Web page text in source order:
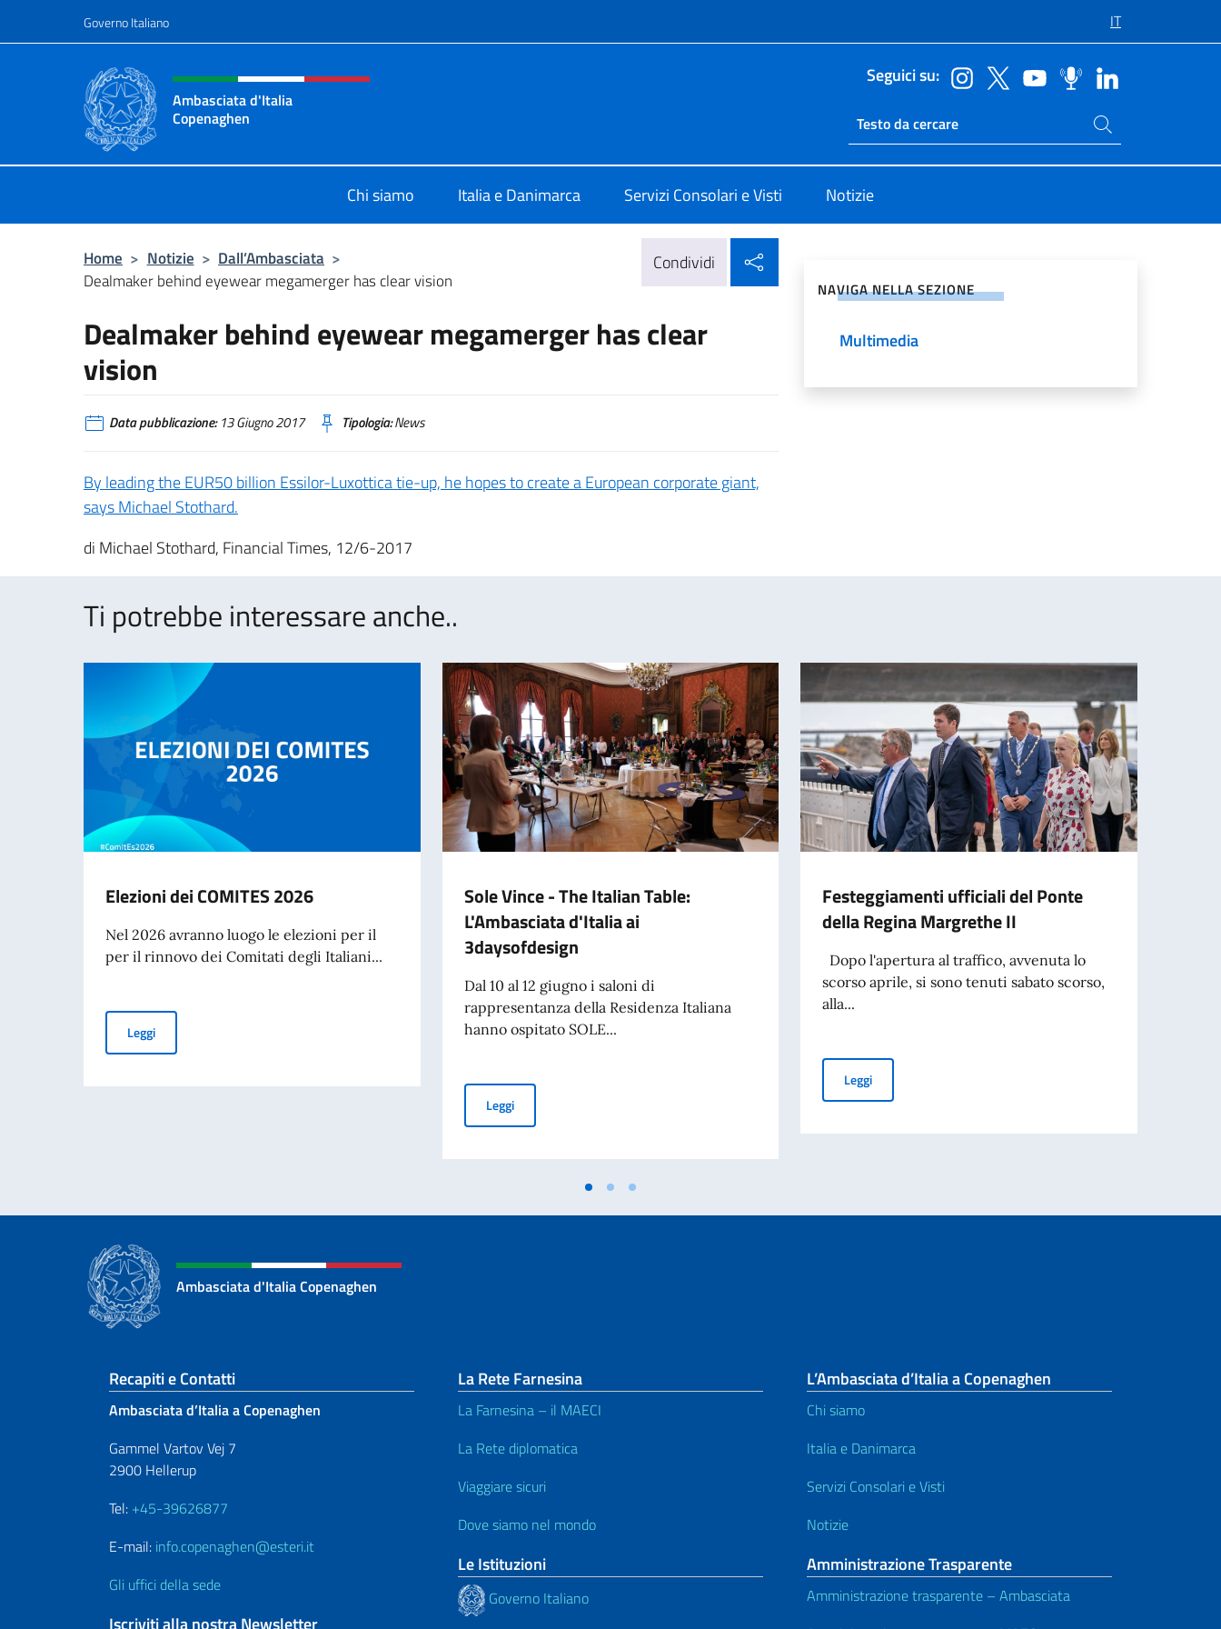
Governo Italiano IT
Intestazione sito, social e menù
Ambasciata d'Italia
Copenaghen
Seguici su:
Ricerca sito live
Cerca nel sito
Chi siamo Italia e Danimarca Servizi Consolari e Visti Notizie
Home > Notizie > Dall’Ambasciata >
Dealmaker behind eyewear megamerger has clear vision
Condividi
Dealmaker behind eyewear megamerger has clear
vision
Data pubblicazione:13 Giugno 2017 Tipologia:News
By leading the EUR50 billion Essilor-Luxottica tie-up, he hopes to create a European corporate giant,
says Michael Stothard.
di Michael Stothard, Financial Times, 12/6-2017
NAVIGA NELLA SEZIONE
Multimedia
Ti potrebbe interessare anche..
Elezioni dei COMITES 2026
Nel 2026 avranno luogo le elezioni per il
per il rinnovo dei Comitati degli Italiani...
LeggiElezioni dei COMITES 2026
Sole Vince - The Italian Table:
L'Ambasciata d'Italia ai
3daysofdesign
Dal 10 al 12 giugno i saloni di
rappresentanza della Residenza Italiana
hanno ospitato SOLE...
LeggiSole Vince - The Italian Table: L'Ambasciata d'Italia ai 3daysofdesign
Festeggiamenti ufficiali del Ponte
della Regina Margrethe II
Dopo l'apertura al traffico, avvenuta lo
scorso aprile, si sono tenuti sabato scorso,
alla...
LeggiFesteggiamenti ufficiali del Ponte della Regina Margrethe II
Ambasciata d'Italia Copenaghen
Sezione footer
Recapiti e Contatti
Ambasciata d’Italia a Copenaghen
Gammel Vartov Vej 7
2900 Hellerup
Tel: +45-39626877
E-mail: info.copenaghen@esteri.it
Gli uffici della sede
Iscriviti alla nostra Newsletter
La Rete Farnesina
La Farnesina – il MAECI
La Rete diplomatica
Viaggiare sicuri
Dove siamo nel mondo
Le Istituzioni
Governo Italiano
L’Ambasciata d’Italia a Copenaghen
Chi siamo
Italia e Danimarca
Servizi Consolari e Visti
Notizie
Amministrazione Trasparente
Amministrazione trasparente – Ambasciata